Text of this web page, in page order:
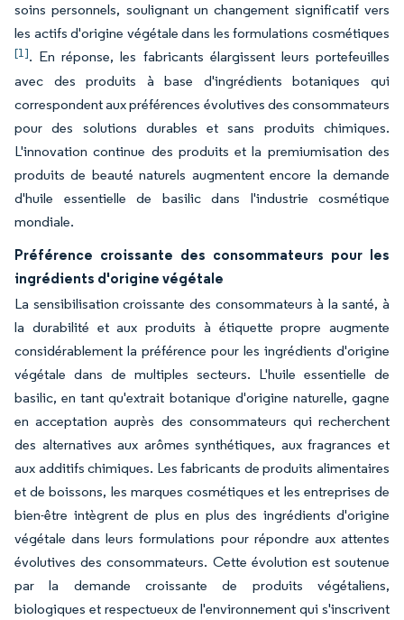
soins personnels, soulignant un changement significatif vers
les actifs d'origine végétale dans les formulations cosmétiques
[1]. En réponse, les fabricants élargissent leurs portefeuilles
avec des produits à base d'ingrédients botaniques qui
correspondent aux préférences évolutives des consommateurs
pour des solutions durables et sans produits chimiques.
L'innovation continue des produits et la premiumisation des
produits de beauté naturels augmentent encore la demande
d'huile essentielle de basilic dans l'industrie cosmétique
mondiale.
Préférence croissante des consommateurs pour les
ingrédients d'origine végétale
La sensibilisation croissante des consommateurs à la santé, à
la durabilité et aux produits à étiquette propre augmente
considérablement la préférence pour les ingrédients d'origine
végétale dans de multiples secteurs. L'huile essentielle de
basilic, en tant qu'extrait botanique d'origine naturelle, gagne
en acceptation auprès des consommateurs qui recherchent
des alternatives aux arômes synthétiques, aux fragrances et
aux additifs chimiques. Les fabricants de produits alimentaires
et de boissons, les marques cosmétiques et les entreprises de
bien-être intègrent de plus en plus des ingrédients d'origine
végétale dans leurs formulations pour répondre aux attentes
évolutives des consommateurs. Cette évolution est soutenue
par la demande croissante de produits végétaliens,
biologiques et respectueux de l'environnement qui s'inscrivent